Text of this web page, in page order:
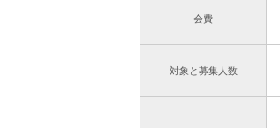
会費
対象と募集人数